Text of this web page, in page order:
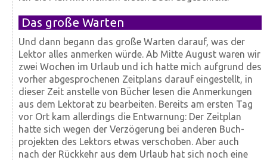
Das große Warten
Und dann begann das große Warten darauf, was der
Lektor alles anmerken würde. Ab Mitte August waren wir
zwei Wochen im Urlaub und ich hatte mich aufgrund des
vorher ab­ge­sprochenen Zeit­plans darauf eingestellt, in
dieser Zeit anstelle von Bücher lesen die Anmerkungen
aus dem Lektorat zu bearbeiten. Bereits am ersten Tag
vor Ort kam allerdings die Ent­warnung: Der Zeit­plan
hatte sich wegen der Ver­zögerung bei anderen Buch­
projekten des Lektors etwas verschoben. Aber auch
nach der Rück­kehr aus dem Urlaub hat sich noch eine